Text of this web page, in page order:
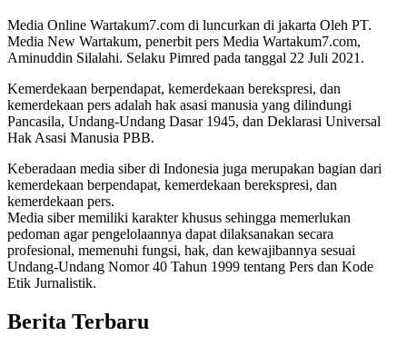
Media Online Wartakum7.com di luncurkan di jakarta Oleh PT.
Media New Wartakum, penerbit pers Media Wartakum7.com,
Aminuddin Silalahi. Selaku Pimred pada tanggal 22 Juli 2021.
Kemerdekaan berpendapat, kemerdekaan berekspresi, dan
kemerdekaan pers adalah hak asasi manusia yang dilindungi
Pancasila, Undang-Undang Dasar 1945, dan Deklarasi Universal
Hak Asasi Manusia PBB.
Keberadaan media siber di Indonesia juga merupakan bagian dari
kemerdekaan berpendapat, kemerdekaan berekspresi, dan
kemerdekaan pers.
Media siber memiliki karakter khusus sehingga memerlukan
pedoman agar pengelolaannya dapat dilaksanakan secara
profesional, memenuhi fungsi, hak, dan kewajibannya sesuai
Undang-Undang Nomor 40 Tahun 1999 tentang Pers dan Kode
Etik Jurnalistik.
Berita Terbaru